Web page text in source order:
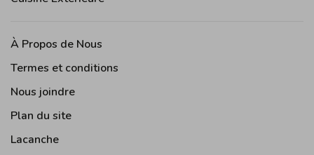
À Propos de Nous
Termes et conditions
Nous joindre
Plan du site
Lacanche